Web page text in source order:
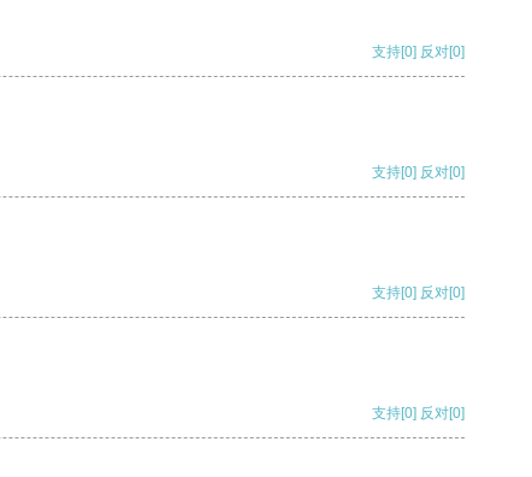
支持[0] 反对[0]
支持[0] 反对[0]
支持[0] 反对[0]
支持[0] 反对[0]